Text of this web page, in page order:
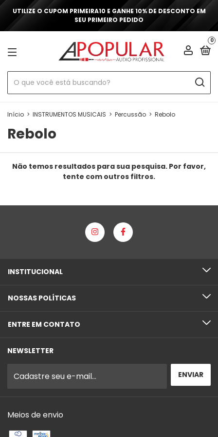
UTILIZE O CUPOM PRIMEIRA10 E GANHE 10% DE DESCONTO EM
SEU PRIMEIRO PEDIDO
0
Início > INSTRUMENTOS MUSICAIS > Percussão > Rebolo
Rebolo
Não temos resultados para sua pesquisa. Por favor,
tente com outros filtros.
INSTITUCIONAL
NOSSAS POLÍTICAS
ENTRE EM CONTATO
NEWSLETTER
Meios de envio